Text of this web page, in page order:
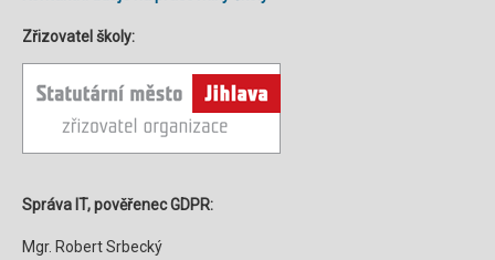
Zřizovatel školy:
Správa IT, pověřenec GDPR:
Mgr. Robert Srbecký